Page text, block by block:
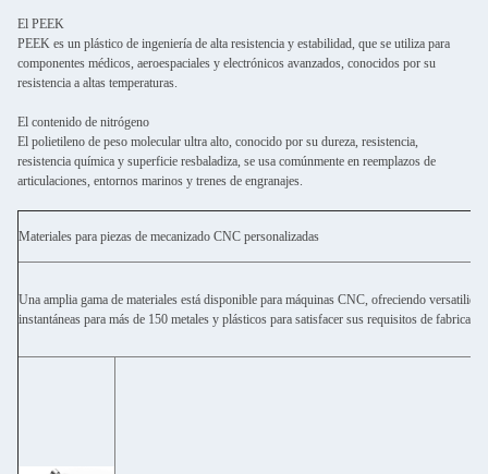
El PEEK
PEEK es un plástico de ingeniería de alta resistencia y estabilidad, que se utiliza para
componentes médicos, aeroespaciales y electrónicos avanzados, conocidos por su
resistencia a altas temperaturas.
El contenido de nitrógeno
El polietileno de peso molecular ultra alto, conocido por su dureza, resistencia,
resistencia química y superficie resbaladiza, se usa comúnmente en reemplazos de
articulaciones, entornos marinos y trenes de engranajes.
Materiales para piezas de mecanizado CNC personalizadas
Una amplia gama de materiales está disponible para máquinas CNC, ofreciendo
instantáneas para más de 150 metales y plásticos para satisfacer sus requisitos de